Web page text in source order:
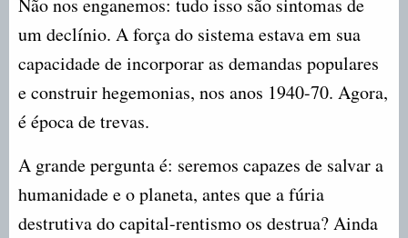
um declínio. A força do sistema estava em sua
capacidade de incorporar as demandas populares
e construir hegemonias, nos anos 1940-70. Agora,
é época de trevas.
A grande pergunta é: seremos capazes de salvar a
humanidade e o planeta, antes que a fúria
destrutiva do capital-rentismo os destrua? Ainda